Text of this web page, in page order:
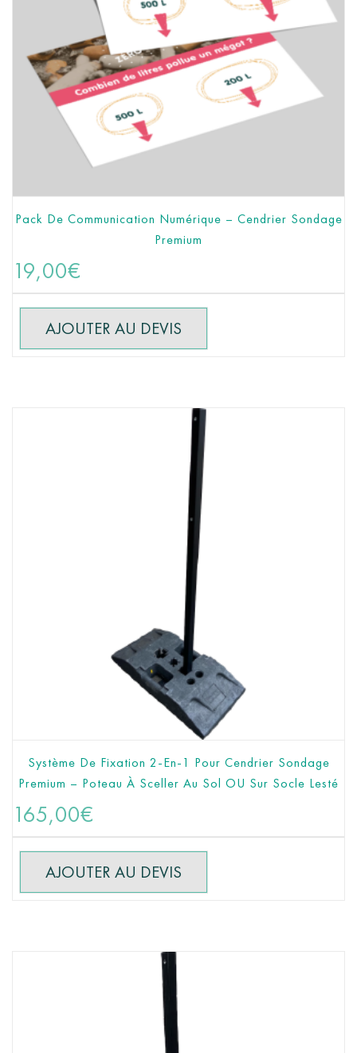
Pack De Communication Numérique – Cendrier Sondage
Premium
19,00€
AJOUTER AU DEVIS
AJOUTER AU PANIER
Système De Fixation 2-En-1 Pour Cendrier Sondage
Premium – Poteau À Sceller Au Sol OU Sur Socle Lesté
165,00€
AJOUTER AU DEVIS
AJOUTER AU PANIER